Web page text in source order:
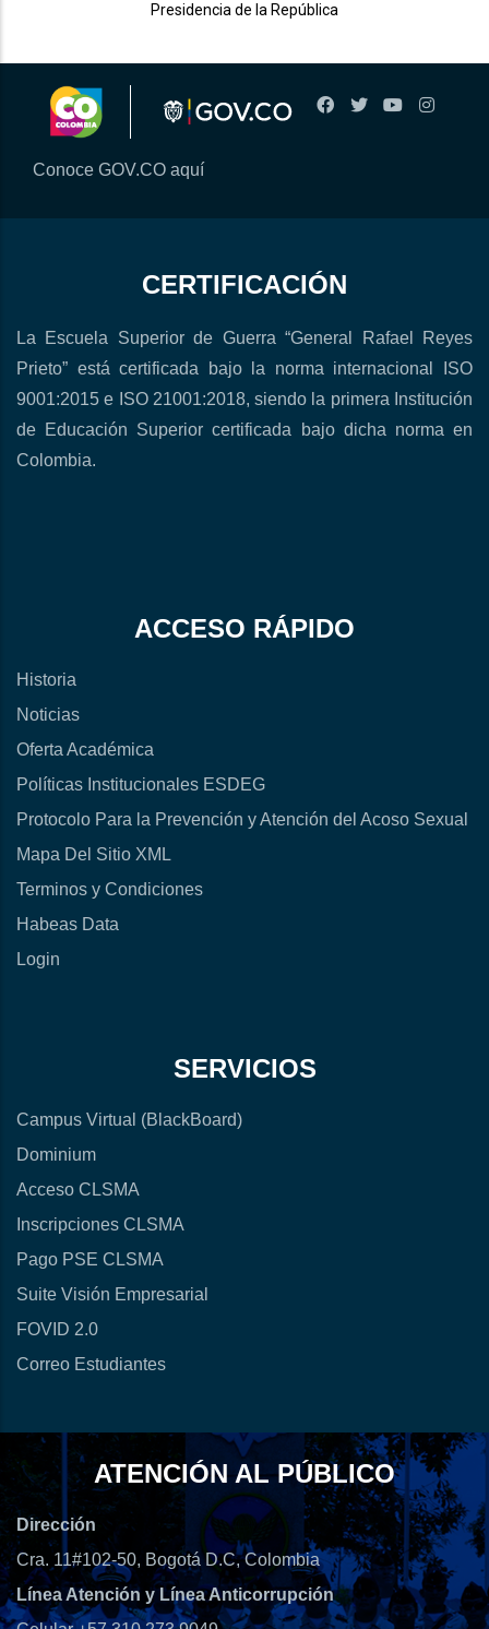
Presidencia de la República
Conoce GOV.CO aquí
CERTIFICACIÓN
La Escuela Superior de Guerra “General Rafael Reyes
Prieto” está certificada bajo la norma internacional ISO
9001:2015 e ISO 21001:2018, siendo la primera Institución
de Educación Superior certificada bajo dicha norma en
Colombia.
ACCESO RÁPIDO
Historia
Noticias
Oferta Académica
Políticas Institucionales ESDEG
Protocolo Para la Prevención y Atención del Acoso Sexual
Mapa Del Sitio XML
Terminos y Condiciones
Habeas Data
Login
SERVICIOS
Campus Virtual (BlackBoard)
Dominium
Acceso CLSMA
Inscripciones CLSMA
Pago PSE CLSMA
Suite Visión Empresarial
FOVID 2.0
Correo Estudiantes
ATENCIÓN AL PÚBLICO
Dirección
Cra. 11#102-50, Bogotá D.C, Colombia
Línea Atención y Línea Anticorrupción